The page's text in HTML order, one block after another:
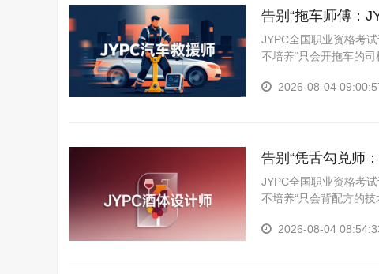
告别“拖车师傅：
者
JYPC全国职业资格考
不培养“只会开拖车的
拆技术、伤员急救转运
2026-08-04
告别“凭舌勾兑师
美学
JYPC全国职业资格考
不培养“只会背配方的
感官品评到稳定性测试
2026-08-04